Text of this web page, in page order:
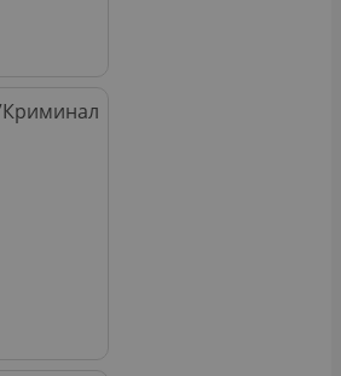
Криминал